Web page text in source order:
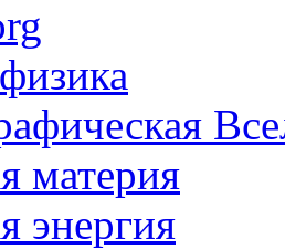
материя
энергия